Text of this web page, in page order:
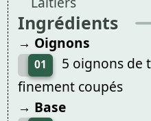
Ingrédients
→ Oignons
01
5 oignons de
finement coupés
→ Base